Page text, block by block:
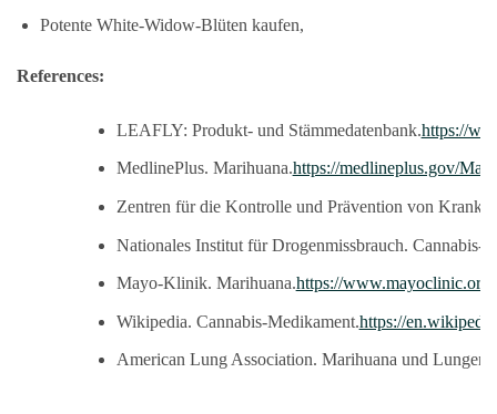
Potente White-Widow-Blüten kaufen,
References:
LEAFLY: Produkt- und Stämmedatenbank.https://
MedlinePlus. Marihuana.https://medlineplus.gov/
Zentren für die Kontrolle und Prävention von
Nationales Institut für Drogenmissbrauch. Cannabis-
Mayo-Klinik. Marihuana.https://www.mayoclinic.org/
Wikipedia. Cannabis-Medikament.https://
American Lung Association. Marihuana und